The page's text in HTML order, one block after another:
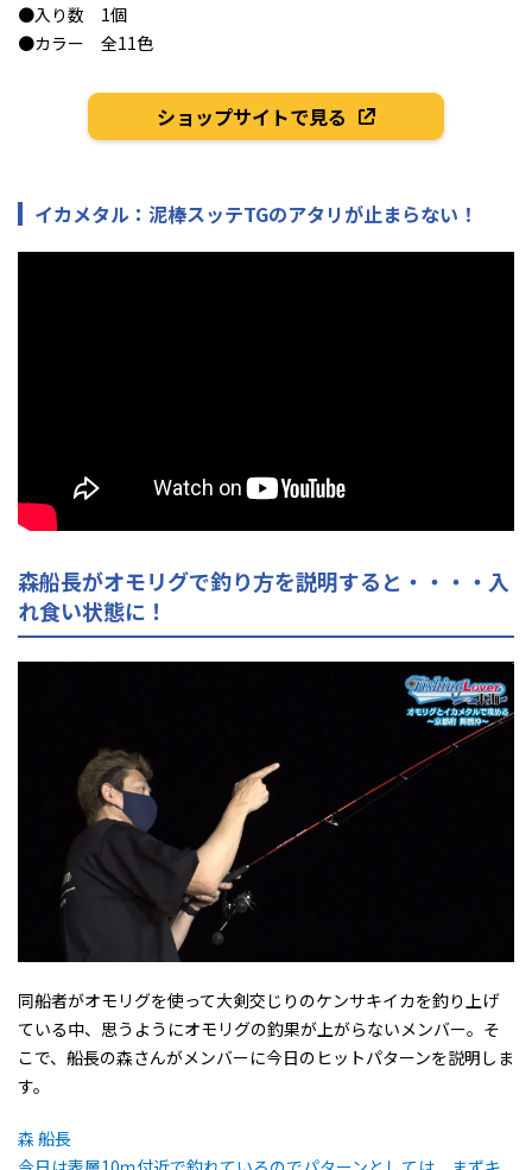
●入り数 1個
●カラー 全11色
ショップサイトで見る
イカメタル：泥棒スッテTGのアタリが止まらない！
森船長がオモリグで釣り方を説明すると・・・・入
れ食い状態に！
同船者がオモリグを使って大剣交じりのケンサキイカを釣り上げ
ている中、思うようにオモリグの釣果が上がらないメンバー。そ
こで、船長の森さんがメンバーに今日のヒットパターンを説明しま
す。
森 船長